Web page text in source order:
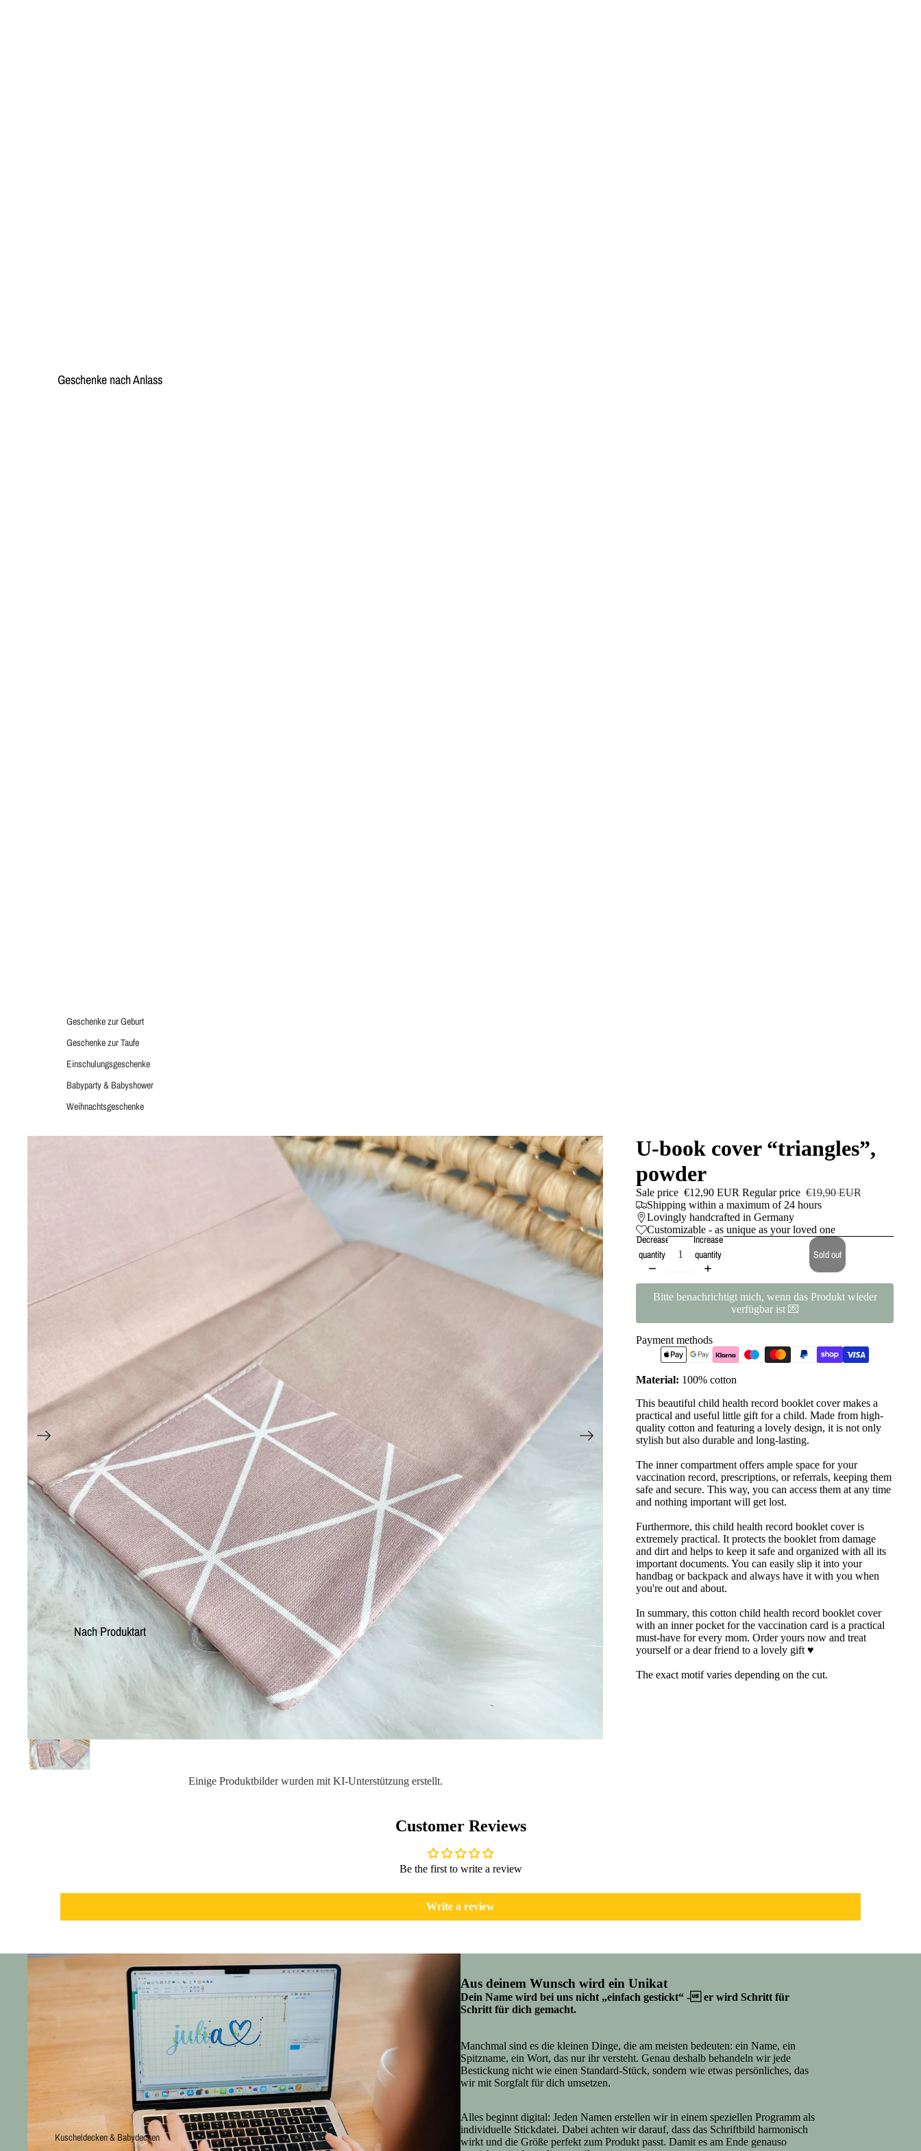
Geschenke nach Anlass
Geschenke zur Geburt
Geschenke zur Taufe
Einschulungsgeschenke
Babyparty & Babyshower
Weihnachtsgeschenke
Nach Produktart
Kuscheldecken & Babydecken
Einige Produktbilder wurden mit KI-Unterstützung erstellt.
U-book cover “triangles”,
powder
Sale price €12,90 EUR Regular price €19,90 EUR
Shipping within a maximum of 24 hours
Lovingly handcrafted in Germany
Customizable - as unique as your loved one
Decrease
quantity
Increase
quantity
Sold out
Bitte benachrichtigt mich, wenn das Produkt wieder
verfügbar ist 💌
Payment methods
Material: 100% cotton
This beautiful child health record booklet cover makes a
practical and useful little gift for a child. Made from high-
quality cotton and featuring a lovely design, it is not only
stylish but also durable and long-lasting.
The inner compartment offers ample space for your
vaccination record, prescriptions, or referrals, keeping them
safe and secure. This way, you can access them at any time
and nothing important will get lost.
Furthermore, this child health record booklet cover is
extremely practical. It protects the booklet from damage
and dirt and helps to keep it safe and organized with all its
important documents. You can easily slip it into your
handbag or backpack and always have it with you when
you're out and about.
In summary, this cotton child health record booklet cover
with an inner pocket for the vaccination card is a practical
must-have for every mom. Order yours now and treat
yourself or a dear friend to a lovely gift ♥
The exact motif varies depending on the cut.
Customer Reviews
Be the first to write a review
Write a review
Aus deinem Wunsch wird ein Unikat
Dein Name wird bei uns nicht „einfach gestickt“ - er wird Schritt für
Schritt für dich gemacht.
Manchmal sind es die kleinen Dinge, die am meisten bedeuten: ein Name, ein
Spitzname, ein Wort, das nur ihr versteht. Genau deshalb behandeln wir jede
Bestickung nicht wie einen Standard-Stück, sondern wie etwas persönliches, das
wir mit Sorgfalt für dich umsetzen.
Alles beginnt digital: Jeden Namen erstellen wir in einem speziellen Programm als
individuelle Stickdatei. Dabei achten wir darauf, dass das Schriftbild harmonisch
wirkt und die Größe perfekt zum Produkt passt. Damit es am Ende genauso